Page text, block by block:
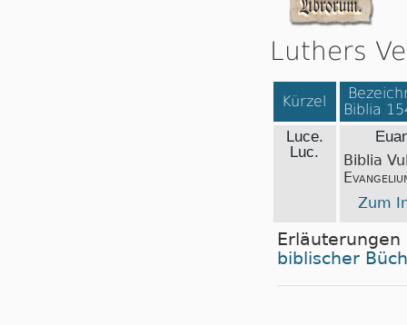
Luthers
Kürzel
Biblia
Luce.
Luc.
Biblia
Zum
biblischer